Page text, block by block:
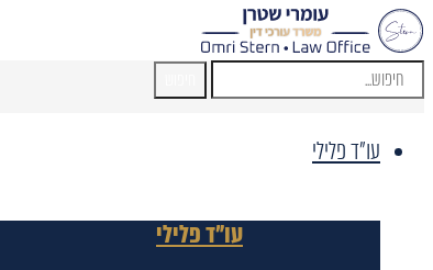
עו"ד פלילי
עו"ד פלילי